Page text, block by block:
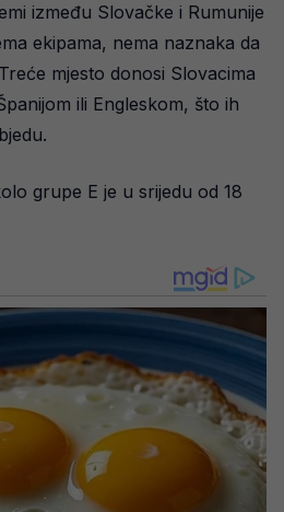
između Slovačke i Rumunije
ekipama, nema naznaka da
mjesto donosi Slovacima
ili Engleskom, što ih
grupe E je u srijedu od 18